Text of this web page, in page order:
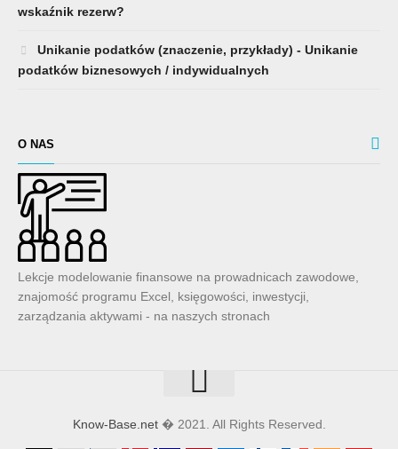
wskaźnik rezerw?
Unikanie podatków (znaczenie, przykłady) - Unikanie
podatków biznesowych / indywidualnych
O NAS
Lekcje modelowanie finansowe na prowadnicach zawodowe,
znajomość programu Excel, księgowości, inwestycji,
zarządzania aktywami - na naszych stronach
Know-Base.net� 2021. All Rights Reserved.